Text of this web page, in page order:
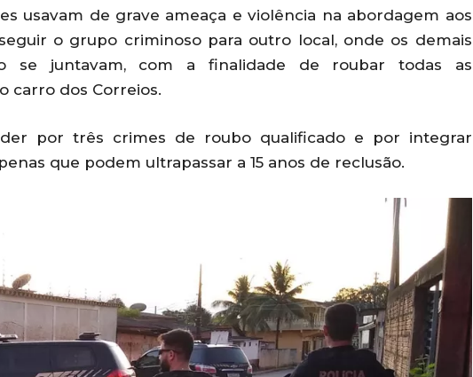
usavam de grave ameaça e violência na abordagem aos
o grupo criminoso para outro local, onde os demais
se juntavam, com a finalidade de roubar todas as
carro dos Correios.
por três crimes de roubo qualificado e por integrar
que podem ultrapassar a 15 anos de reclusão.